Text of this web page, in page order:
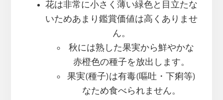
花は非常に小さく薄い緑色と目立たな
いためあまり鑑賞価値は高くありませ
ん。
秋には熟した果実から鮮やかな
赤橙色の種子を放出します。
果実(種子)は有毒(嘔吐・下痢等)
なため食べられません。